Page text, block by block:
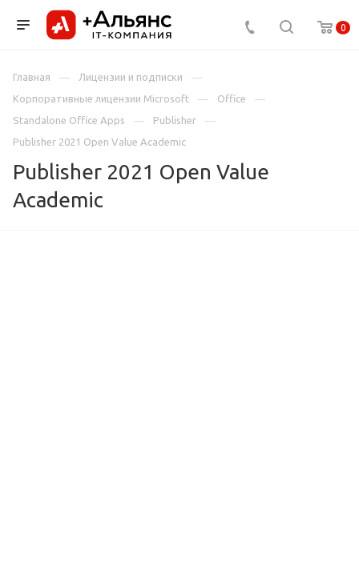
0
Главная
Лицензии и подписки
Корпоративные лицензии Microsoft
Office
Standalone Office Apps
Publisher
Publisher 2021 Open Value Academic
Publisher 2021 Open Value
Academic